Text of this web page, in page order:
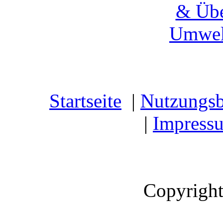
&
Startseite |
|